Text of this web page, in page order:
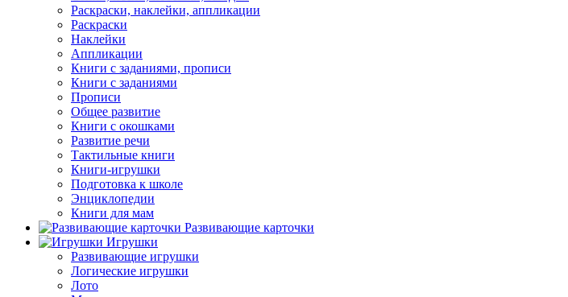
Раскраски, наклейки, аппликации
Раскраски
Наклейки
Аппликации
Книги с заданиями, прописи
Книги с заданиями
Прописи
Общее развитие
Книги с окошками
Развитие речи
Тактильные книги
Книги-игрушки
Подготовка к школе
Энциклопедии
Книги для мам
Развивающие карточки
Игрушки
Развивающие игрушки
Логические игрушки
Лото